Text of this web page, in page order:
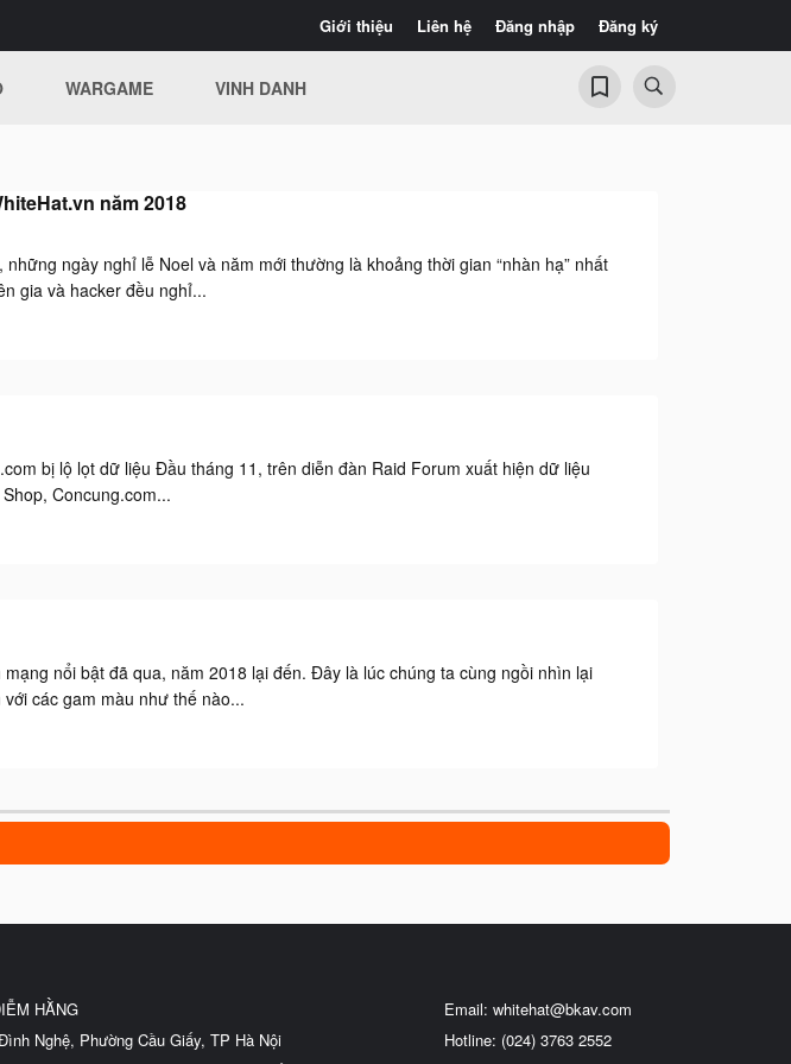
Giới thiệu Liên hệ Đăng nhập Đăng ký
WARGAME VINH DANH
năm 2018
ngày nghỉ lễ Noel và năm mới thường là khoảng thời gian “nhàn hạ” nhất
gia và hacker đều nghỉ...
bị lộ lọt dữ liệu Đầu tháng 11, trên diễn đàn Raid Forum xuất hiện dữ liệu
Concung.com...
nổi bật đã qua, năm 2018 lại đến. Đây là lúc chúng ta cùng ngồi nhìn lại
các gam màu như thế nào...
HẰNG
Nghệ, Phường Cầu Giấy, TP Hà Nội
Email: whitehat@bkav.com
Hotline: (024) 3763 2552